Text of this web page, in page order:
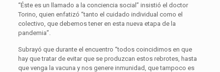
“Éste es un llamado a la conciencia social” insistió el doctor
Torino, quien enfatizó “tanto el cuidado individual como el
colectivo, que debemos tener en esta nueva etapa de la
pandemia”.
Subrayó que durante el encuentro “todos coincidimos en que
hay que tratar de evitar que se produzcan estos rebrotes, hasta
que venga la vacuna y nos genere inmunidad, que tampoco es